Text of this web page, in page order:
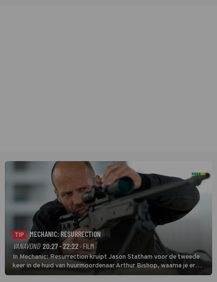
TIP
MECHANIC: RESURRECTION
VANAVOND 20:27 - 22:22· FILM
In Mechanic: Resurrection kruipt Jason Statham voor de tweede
keer in de huid van huurmoordenaar Arthur Bishop, waarna je er
donder op kunt zeggen dat er van Bishops geplande pensioen niet